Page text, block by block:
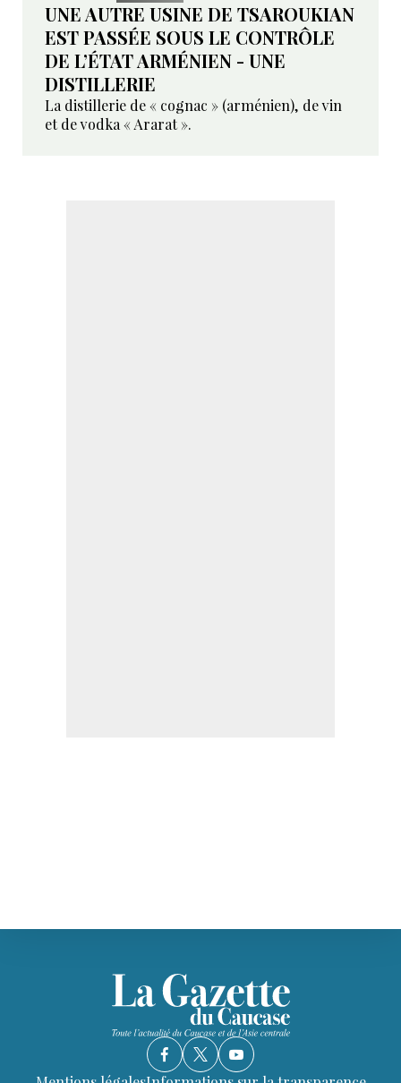
UNE AUTRE USINE DE TSAROUKIAN
EST PASSÉE SOUS LE CONTRÔLE
DE L’ÉTAT ARMÉNIEN - UNE
DISTILLERIE
La distillerie de « cognac » (arménien), de vin
et de vodka « Ararat ».